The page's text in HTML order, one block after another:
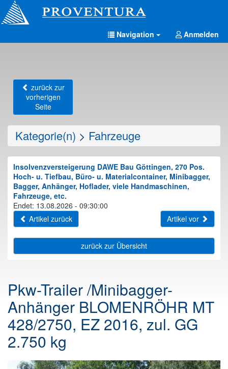
Navigation Anmelden
zurück zur
vorherigen
Seite
Kategorie(n) > Fahrzeuge
Insolvenzversteigerung DAWE Bau Göttingen, 270 Pos.
Hoch- u. Tiefbau, Büro- u. Materialcontainer, Minibagger,
Bagger, Anhänger, Hoflader, viele Handmaschinen,
Fahrzeuge, etc.
Endet: 13.08.2026 - 09:30:00
Artikel zurück
Artikel vor
zurück zur Übersicht
Pkw-Trailer /Minibagger-
Anhänger BLOMENRÖHR MT
428/2750, EZ 2016, zul. GG
2.750 kg